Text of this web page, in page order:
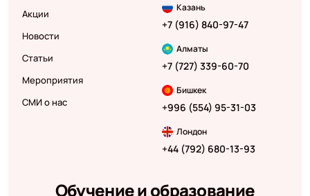
Акции
Новости
Статьи
Мероприятия
СМИ о нас
Казань
+7 (916) 840-97-47
Алматы
+7 (727) 339-60-70
Бишкек
+996 (554) 95-31-03
Лондон
+44 (792) 680-13-93
Обучение и образование